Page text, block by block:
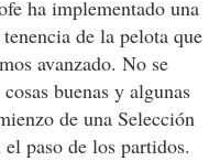
ha implementado una
de la pelota que
avanzado. No se
buenas y algunas
de una Selección
paso de los partidos.